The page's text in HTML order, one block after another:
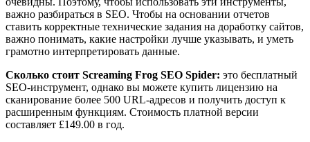
важно разбираться в SEO. Чтобы на основании отчетов
ставить корректные технические задания на доработку сайтов,
важно понимать, какие настройки лучше указывать, и уметь
грамотно интерпретировать данные.
Сколько стоит Screaming Frog SEO Spider: это бесплатный
SEO-инструмент, однако вы можете купить лицензию на
сканирование более 500 URL-адресов и получить доступ к
расширенным функциям. Стоимость платной версии
составляет £149.00 в год.